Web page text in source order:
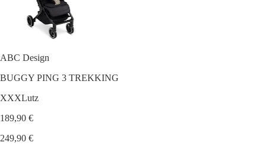
ABC Design
BUGGY PING 3 TREKKING
XXXLutz
189,90 €
249,90 €